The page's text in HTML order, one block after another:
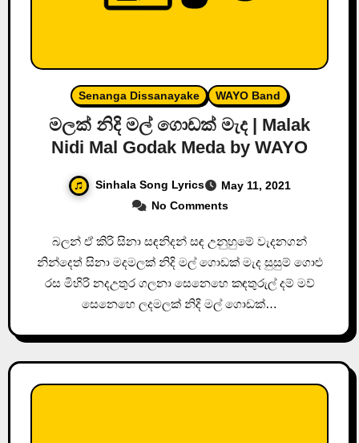
Senanga Dissanayake WAYO Band
මලක් නිදි මල් ගොඩක් මැද | Malak
Nidi Mal Godak Meda by WAYO
Sinhala Song Lyrics
May 11, 2021
No Comments
බලන් ඒ කිරි සිනා සඳනිදන් සඳ උනුහුමේ වැදනගන්
නින්දෙත් සිනා මදමලක් නිදි මල් ගොඩක් මැද සුසුම් ගොළු
රස මිහිරි නදඋතුර ගලනා සෙනෙහෙ කඳතුරුල් දම් මව්
සෙනෙහෙ ලදමලක් නිදි මල් ගොඩක්…